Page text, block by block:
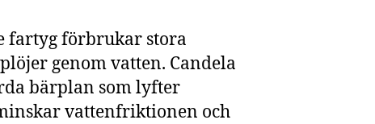
fartyg förbrukar stora
genom vatten. Candela
bärplan som lyfter
vattenfriktionen och